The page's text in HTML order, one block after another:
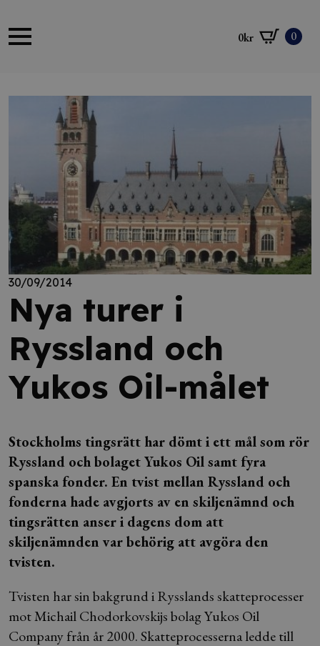
0kr 0
30/09/2014
Nya turer i
Ryssland och
Yukos Oil-målet
Stockholms tingsrätt har dömt i ett mål som rör
Ryssland och bolaget Yukos Oil samt fyra
spanska fonder. En tvist mellan Ryssland och
fonderna hade avgjorts av en skiljenämnd och
tingsrätten anser i dagens dom att
skiljenämnden var behörig att avgöra den
tvisten.
Tvisten har sin bakgrund i Rysslands skatteprocesser
mot Michail Chodorkovskijs bolag Yukos Oil
Company från år 2000. Skatteprocesserna ledde till